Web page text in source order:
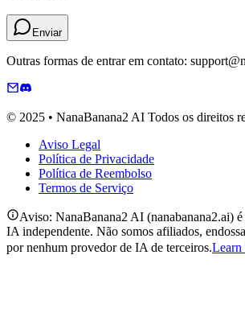
Enviar
Outras formas de entrar em contato:
© 2025 • NanaBanana2 AI Todos os direitos
Aviso Legal
Política de Privacidade
Política de Reembolso
Termos de Serviço
Aviso: NanaBanana2 AI (nanabanana2.ai)
IA independente. Não somos afiliados,
por nenhum provedor de IA de terceiros.Learn